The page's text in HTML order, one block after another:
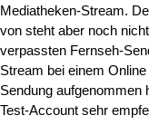
Mediatheken-Stream.
von steht aber noch
verpassten Fernseh-
Stream bei einem
Sendung aufgenommen
Test-Account sehr